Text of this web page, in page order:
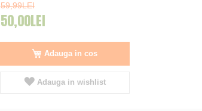
59,99LEI
50,00LEI
Adauga in cos
Adauga in wishlist